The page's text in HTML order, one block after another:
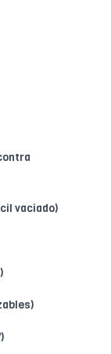
vaciado)